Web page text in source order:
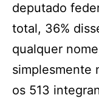
deputado
total, 36%
qualquer
simplesmente
os 513